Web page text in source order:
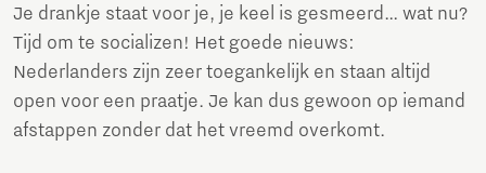
Je drankje staat voor je, je keel is gesmeerd… wat nu?
Tijd om te socializen! Het goede nieuws:
Nederlanders zijn zeer toegankelijk en staan altijd
open voor een praatje. Je kan dus gewoon op iemand
afstappen zonder dat het vreemd overkomt.